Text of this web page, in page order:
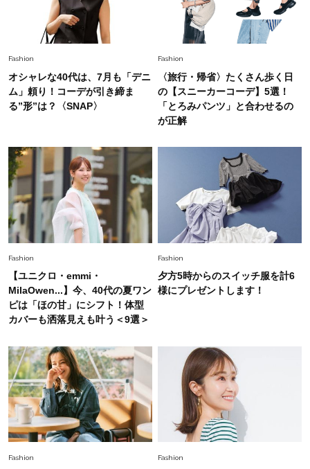
旬着こなし3選。地味見え回避のコツは「バッグ
選び」！
いめハーフパンツでモードに昇華
やぐ【甘め黒アイテム】3選
Fashion 2026.7.25
26年夏は「小ぶり」が大流行中！人と被らない
【最旬かごバッグ】6選
Fashion
オシャレな40代は、7月も「デニ
ム」頼り！コーデが引き締ま
る”形”は？〈SNAP〉
Fashion
〈旅行・帰省〉たくさん歩く日
の【スニーカーコーデ】5選！
「とろみパンツ」と合わせるの
が正解
Fashion
【ユニクロ・emmi・
MilaOwen...】今、40代の夏ワン
ピは「ほの甘」にシフト！体型
カバーも洒落見えも叶う＜9選＞
Fashion
夕方5時からのスイッチ服を計6
様にプレゼントします！
Fashion Fashion